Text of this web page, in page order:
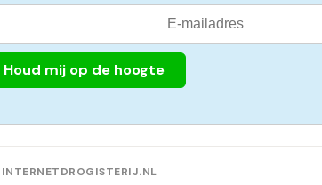
Houd mij op de hoogte